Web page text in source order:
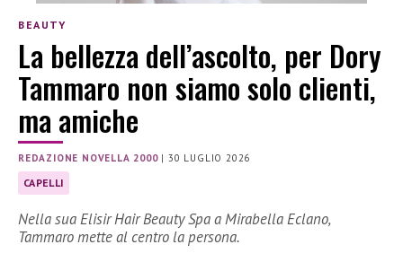
BEAUTY
La bellezza dell’ascolto, per Dory
Tammaro non siamo solo clienti,
ma amiche
REDAZIONE NOVELLA 2000|30 LUGLIO 2026
CAPELLI
Nella sua Elisir Hair Beauty Spa a Mirabella Eclano,
Tammaro mette al centro la persona.